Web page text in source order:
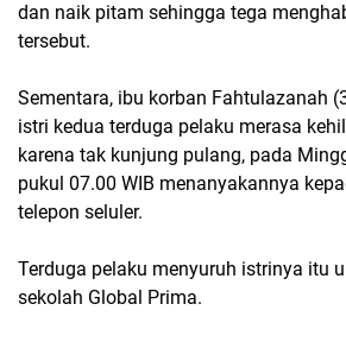
dan naik pitam sehingga tega
tersebut.
Sementara, ibu korban Fahtulazanah
istri kedua terduga pelaku merasa
karena tak kunjung pulang, pada
pukul 07.00 WIB menanyakannya
telepon seluler.
Terduga pelaku menyuruh istrinya itu
sekolah Global Prima.